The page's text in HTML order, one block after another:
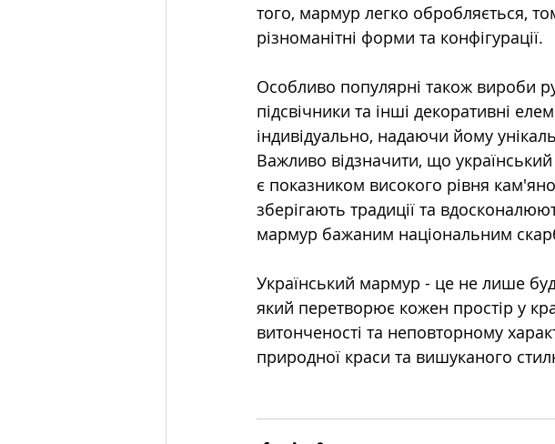
того, мармур легко обробляється,
різноманітні форми та конфігурації.
Особливо популярні також вироби
підсвічники та інші декоративні
індивідуально, надаючи йому
Важливо відзначити, що
є показником високого рівня
зберігають традиції та
мармур бажаним національним
Український мармур - це не лише
який перетворює кожен простір у
витонченості та неповторному
природної краси та вишуканого